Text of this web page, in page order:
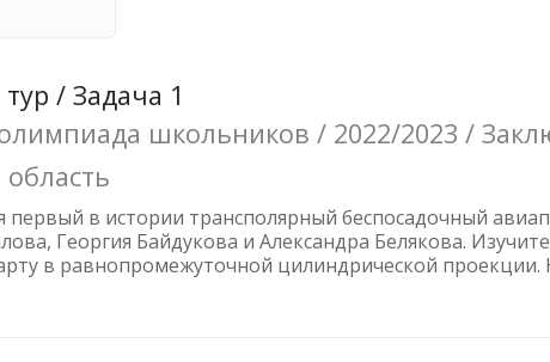
/ Задача 1
олимпиада школьников / 2022/2023 /
первый в истории трансполярный беспосадочный
Георгия Байдукова и Александра Белякова.
в равнопромежуточной цилиндрической